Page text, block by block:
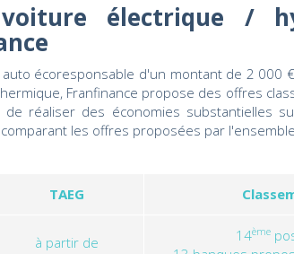
électrique /
écoresponsable d'un montant de 2 000
Franfinance propose des offres
de réaliser des économies substantielles
les offres proposées par
TAEG
à partir de 14ème